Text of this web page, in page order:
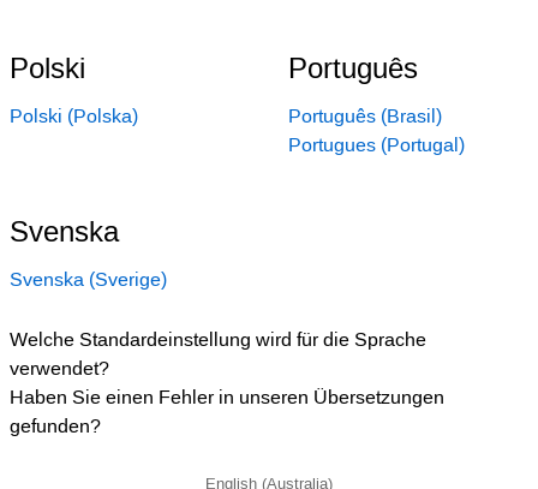
Polski
Polski (Polska)
Português
Português (Brasil)
Portugues (Portugal)
Svenska
Svenska (Sverige)
Welche Standardeinstellung wird für die Sprache
verwendet?
Haben Sie einen Fehler in unseren Übersetzungen
gefunden?
English (Australia)